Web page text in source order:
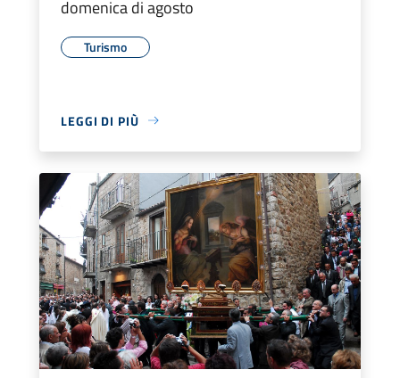
domenica di agosto
Turismo
LEGGI DI PIÙ